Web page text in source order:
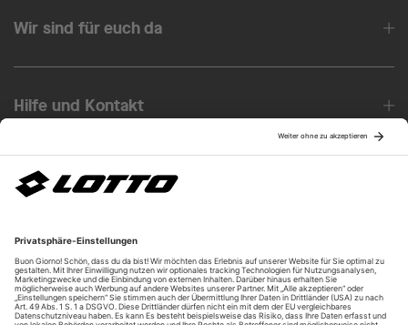
Wir sind für euch da
Hilfe und Kontakt
Über uns
Unsere Vorteile